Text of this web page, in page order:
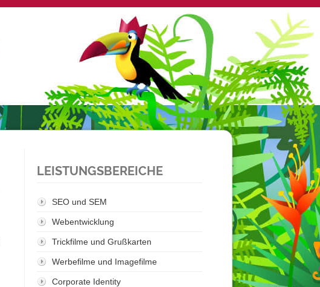
LEISTUNGSBEREICHE
SEO und SEM
Webentwicklung
Trickfilme und Grußkarten
Werbefilme und Imagefilme
Corporate Identity